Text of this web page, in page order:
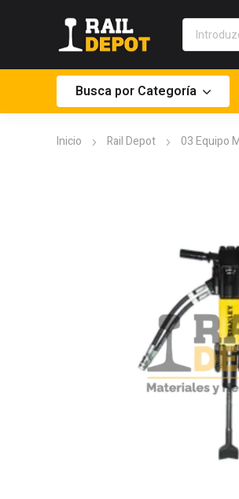
Busca por Categoría
Inicio Rail Depot 03 Equipo